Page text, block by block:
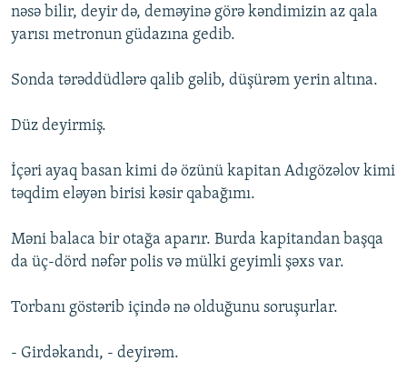
nəsə bilir, deyir də, deməyinə görə kəndimizin az qala
yarısı metronun güdazına gedib.
Sonda tərəddüdlərə qalib gəlib, düşürəm yerin altına.
Düz deyirmiş.
İçəri ayaq basan kimi də özünü kapitan Adıgözəlov kimi
təqdim eləyən birisi kəsir qabağımı.
Məni balaca bir otağa aparır. Burda kapitandan başqa
da üç-dörd nəfər polis və mülki geyimli şəxs var.
Torbanı göstərib içində nə olduğunu soruşurlar.
- Girdəkandı, - deyirəm.